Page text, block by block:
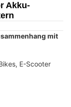
Akku-